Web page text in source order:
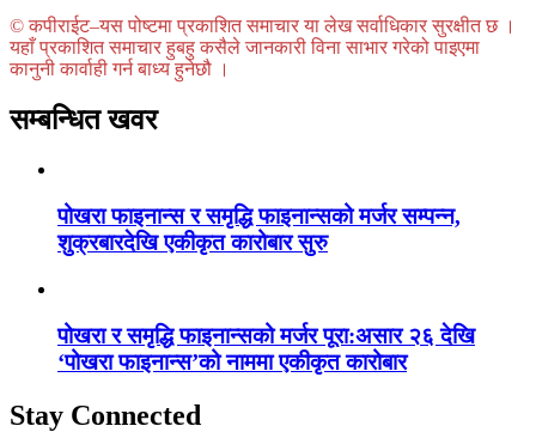
© कपीराईट–यस पोष्टमा प्रकाशित समाचार या लेख सर्वाधिकार सुरक्षीत छ ।
यहाँ प्रकाशित समाचार हुबहु कसैले जानकारी विना साभार गरेको पाइएमा
कानुनी कार्वाही गर्न बाध्य हुनेछौ ।
सम्बन्धित खवर
पोखरा फाइनान्स र समृद्धि फाइनान्सको मर्जर सम्पन्न,
शुक्रबारदेखि एकीकृत कारोबार सुरु
पोखरा र समृद्धि फाइनान्सको मर्जर पूरा:असार २६ देखि
‘पोखरा फाइनान्स’को नाममा एकीकृत कारोबार
Stay Connected